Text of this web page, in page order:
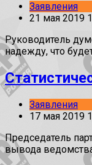
Заявления
21 мая 2019
Руководитель
надежду, что
Заявления
17 мая 2019
Председатель
вывода